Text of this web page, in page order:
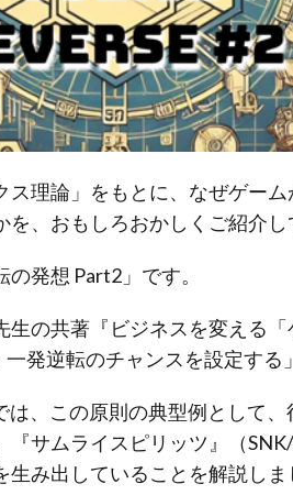
ス理論」をもとに、なぜゲー
、おもしろおかしくご紹介し
発想 Part2」です。
生の共著『ビジネスを変える
発逆転のチャンスを設定する
は、この原則の典型例として
『サムライスピリッツ』（
み出していることを解説しま